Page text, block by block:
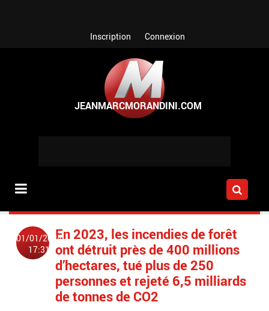
Inscription Connexion
01/01/2024
17:31
En 2023, les incendies de forêt
ont détruit près de 400 millions
d’hectares, tué plus de 250
personnes et rejeté 6,5 milliards
de tonnes de CO2